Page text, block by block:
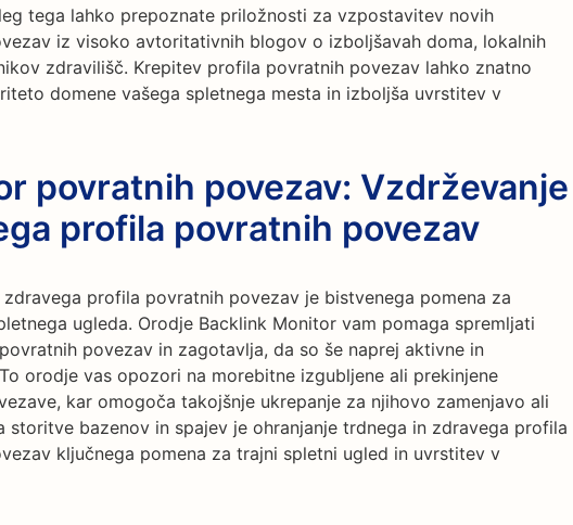
tega lahko prepoznate priložnosti za vzpostavitev novih
iz visoko avtoritativnih blogov o izboljšavah doma, lokalnih
zdravilišč. Krepitev profila povratnih povezav lahko znatno
domene vašega spletnega mesta in izboljša uvrstitev v
povratnih povezav: Vzdrževanje
profila povratnih povezav
profila povratnih povezav je bistvenega pomena za
ugleda. Orodje Backlink Monitor vam pomaga spremljati
povezav in zagotavlja, da so še naprej aktivne in
orodje vas opozori na morebitne izgubljene ali prekinjene
kar omogoča takojšnje ukrepanje za njihovo zamenjavo ali
storitve bazenov in spajev je ohranjanje trdnega in zdravega profila
ključnega pomena za trajni spletni ugled in uvrstitev v